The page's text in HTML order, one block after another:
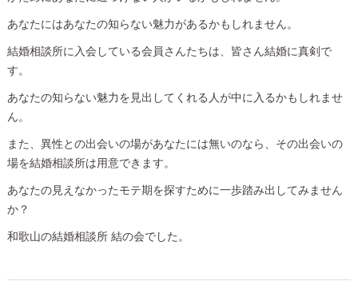
あなたにはあなたの知らない魅力があるかもしれません。
結婚相談所に入会している会員さんたちは、皆さん結婚に真剣で
す。
あなたの知らない魅力を見出してくれる人が中に入るかもしれませ
ん。
また、異性との出会いの場があなたには無いのなら、その出会いの
場を結婚相談所は用意できます。
あなたの見えなかったモテ期を探すために一歩踏み出してみません
か？
和歌山の結婚相談所 結の会でした。